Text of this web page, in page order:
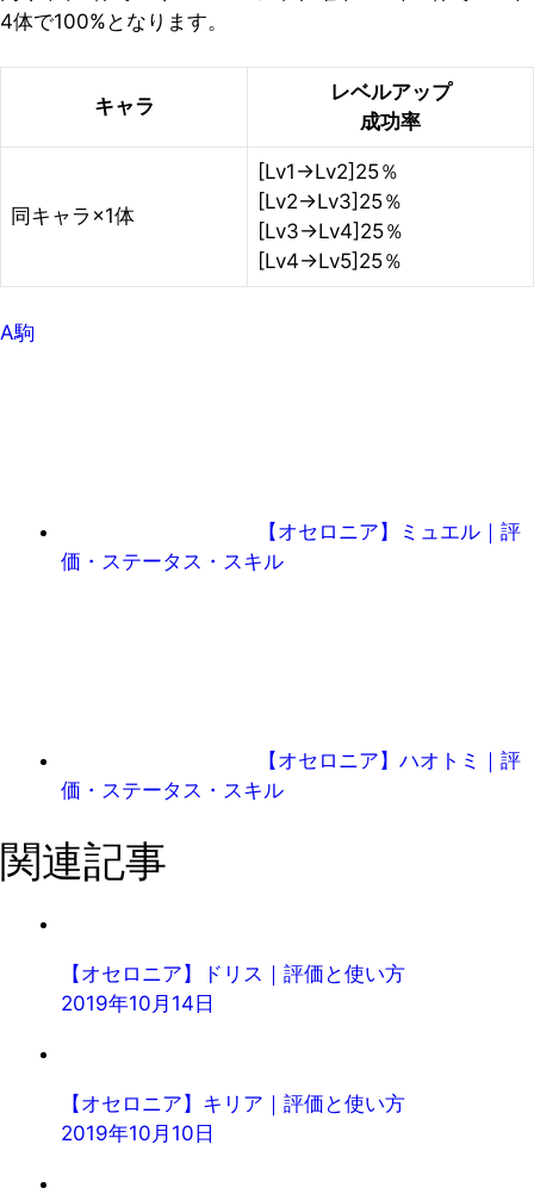
4体で100%となります。
キャラ
レベルアップ
成功率
同キャラ×1体
[Lv1→Lv2]25％
[Lv2→Lv3]25％
[Lv3→Lv4]25％
[Lv4→Lv5]25％
A駒
【オセロニア】ミュエル｜評
価・ステータス・スキル
【オセロニア】ハオトミ｜評
価・ステータス・スキル
関連記事
【オセロニア】ドリス｜評価と使い方
2019年10月14日
【オセロニア】キリア｜評価と使い方
2019年10月10日